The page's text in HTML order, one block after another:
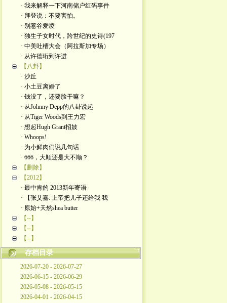
· 我来解释一下河南储户红码事件
· 拜登说：不要害怕。
· 别惹谷爱凌
· 独生子女时代，跨世纪的史诗(197
· 中美吐槽大会（阿拉斯加专场）
· 从许德珩到许进
【八卦】
· 沙丘
· 小土豆离婚了
· 钱没了，还要脸干嘛？
· 从Johnny Depp的八卦说起
· 从Tiger Woods到王力宏
· 想起Hugh Grant招妓
· Whoops!
· 为小鲜肉们说几句话
· 666，大顺还是大不顺？
【删除】
【2012】
· 最中肯的 2013新年寄语
· 【张艾嘉: 上帝把儿子还给我 我
· 原始+天然shea butter
【--】
【--】
【--】
存档目录
2026-07-20 - 2026-07-27
2026-06-15 - 2026-06-29
2026-05-08 - 2026-05-15
2026-04-01 - 2026-04-15